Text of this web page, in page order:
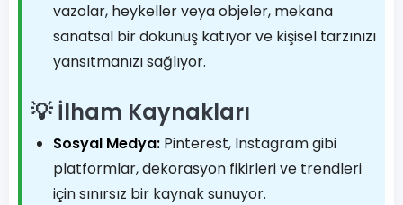
vazolar, heykeller veya objeler, mekana
sanatsal bir dokunuş katıyor ve kişisel tarzınızı
yansıtmanızı sağlıyor.
💡 İlham Kaynakları
Sosyal Medya: Pinterest, Instagram gibi
platformlar, dekorasyon fikirleri ve trendleri
için sınırsız bir kaynak sunuyor.